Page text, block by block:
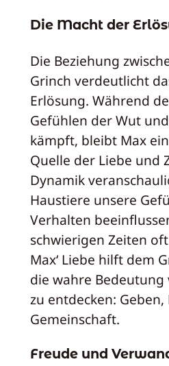
Die Macht der
Die Beziehung
Grinch verdeutlicht
Erlösung. Während
Gefühlen der Wut
kämpft, bleibt Max
Quelle der Liebe und
Dynamik
Haustiere unsere
Verhalten
schwierigen Zeiten
Max‘ Liebe hilft dem
die wahre
zu entdecken:
Gemeinschaft.
Freude und